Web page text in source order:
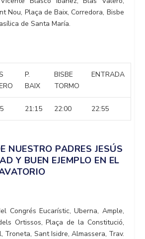
Nou, Plaça de Baix, Corredora, Bisbe
de Santa María.
P.
BAIX
BISBE
TORMO
ENTRADA
21:15 22:00 22:55
NUESTRO PADRES JESÚS
Y BUEN EJEMPLO EN EL
Congrés Eucarístic, Uberna, Ample,
Ortissos, Plaça de la Constitució,
Troneta, Sant Isidre, Almassera, Trav.